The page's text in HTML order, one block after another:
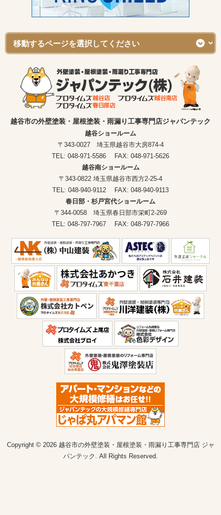
越谷市の外壁塗装・屋根塗装・雨漏り工事専門店ジャパンテック
越谷ショールーム
〒343-0027 埼玉県越谷市大房874-4
TEL: 048-971-5586 FAX: 048-971-5626
越谷南ショールーム
〒343-0822 埼玉県越谷市西方2-25-4
TEL: 048-940-9112 FAX: 048-940-9113
春日部・杉戸宮代ショールーム
〒344-0058 埼玉県春日部市栄町2-269
TEL: 048-797-7967 FAX: 048-797-7966
Copyright © 2026 越谷市の外壁塗装・屋根塗装・雨漏り工事専門店 ジャ
パンテック. All Rights Reserved.